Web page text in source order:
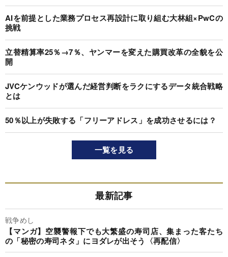
AIを前提とした業務プロセス再設計に取り組む大林組×PwCの
挑戦
立替精算率25％→7％、ヤンマーを変えた購買改革の全貌を公
開
JVCケンウッドが選んだ経営判断をラクにするデータ統合戦略
とは
50％以上が失敗する「フリーアドレス」を成功させるには？
一覧を見る
最新記事
戦争めし
【マンガ】空襲警報下でも大繁盛の寿司店、集まった客たち
の「秘密の寿司ネタ」にヨダレが出そう〈再配信〉